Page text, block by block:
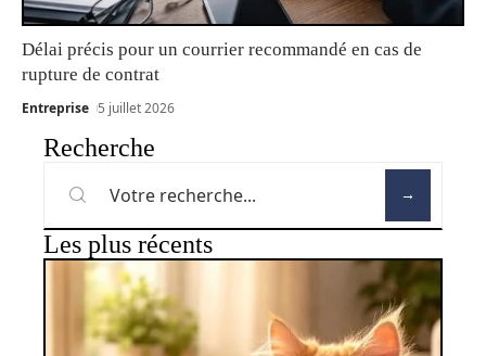
Délai précis pour un courrier recommandé en cas de
rupture de contrat
Entreprise 5 juillet 2026
Recherche
Les plus récents